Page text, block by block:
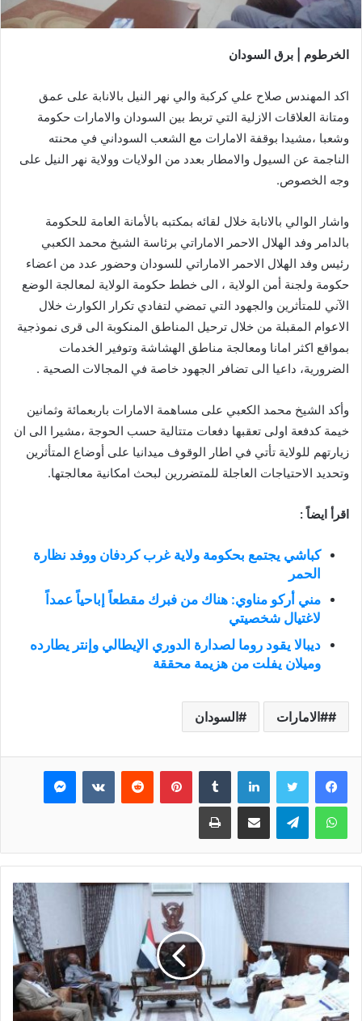
الخرطوم | برق السودان
اكد المهندس صلاح علي كركبة والي نهر النيل بالانابة على عمق
ومتانة العلاقات الازلية التي تربط بين السودان والامارات حكومة
وشعبا ،مشيدا بوقفة الامارات مع الشعب السوداني في محنته
الناجمة عن السيول والامطار بعدد من الولايات وولاية نهر النيل على
وجه الخصوص.
واشار الوالي بالانابة خلال لقائه بمكتبه بالأمانة العامة للحكومة
بالدامر وفد الهلال الاحمر الاماراتي برئاسة الشيخ محمد الكعبي
رئيس وفد الهلال الاحمر الاماراتي للسودان وحضور عدد من اعضاء
حكومة ولجنة أمن الولاية ، الى خطط حكومة الولاية لمعالجة الوضع
الآني للمتأثرين والجهود التي تمضي لتفادي تكرار الكوارث خلال
الاعوام المقبلة من خلال ترحيل المناطق المنكوبة الى قرى نموذجية
بمواقع اكثر امانا ومعالجة مناطق الهشاشة وتوفير الخدمات
الضرورية، داعيا الى تضافر الجهود خاصة في المجالات الصحية .
وأكد الشيخ محمد الكعبي على مساهمة الامارات باربعمائة وثمانين
خيمة كدفعة اولى تعقبها دفعات متتالية حسب الحوجة ،مشيرا الى ان
زيارتهم للولاية تأتي في اطار الوقوف ميدانيا على أوضاع المتأثرين
وتحديد الاحتياجات العاجلة للمتضررين لبحث امكانية معالجتها.
اقرأ ايضاً :
كباشي يجتمع بحكومة ولاية غرب كردفان ووفد نظارة
الحمر
مني أركو مناوي: هناك من فبرك مقطعاً إباحياً عمداً
لاغتيال شخصيتي
ديبالا يقود روما لصدارة الدوري الإيطالي وإنتر يطارده
وميلان يفلت من هزيمة محققة
#الامارات السودان
فيسبوك تويتر لينكدإن بينتيريست ماسنجر
واتساب تيلقرام مشاركة عبر البريد طباعة